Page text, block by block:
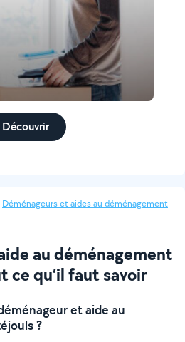
Découvrir
Déménageurs et aides au déménagement
au déménagement
ce qu’il faut savoir
et aide au
?